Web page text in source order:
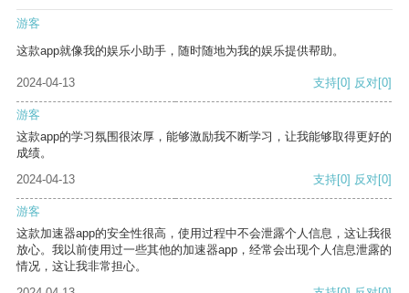
游客
这款app就像我的娱乐小助手，随时随地为我的娱乐提供帮助。
2024-04-13 支持[0] 反对[0]
游客
这款app的学习氛围很浓厚，能够激励我不断学习，让我能够取得更好的
成绩。
2024-04-13
支持[0] 反对[0]
游客
这款加速器app的安全性很高，使用过程中不会泄露个人信息，这让我很
放心。我以前使用过一些其他的加速器app，经常会出现个人信息泄露的
情况，这让我非常担心。